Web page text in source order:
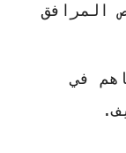
المرافق
في